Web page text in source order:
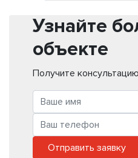
Узнайте
объекте
Получите
Отправить заявку